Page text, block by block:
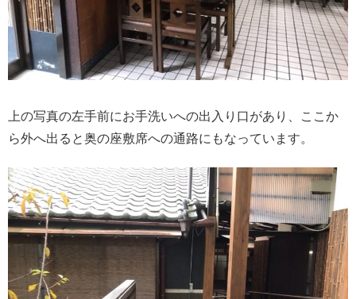
上の写真の左手前にお手洗いへの出入り口があり、ここか
ら外へ出ると奥の座敷席への通路にもなっています。